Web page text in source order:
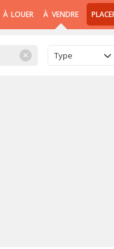
À LOUER À VENDRE
✕ Type